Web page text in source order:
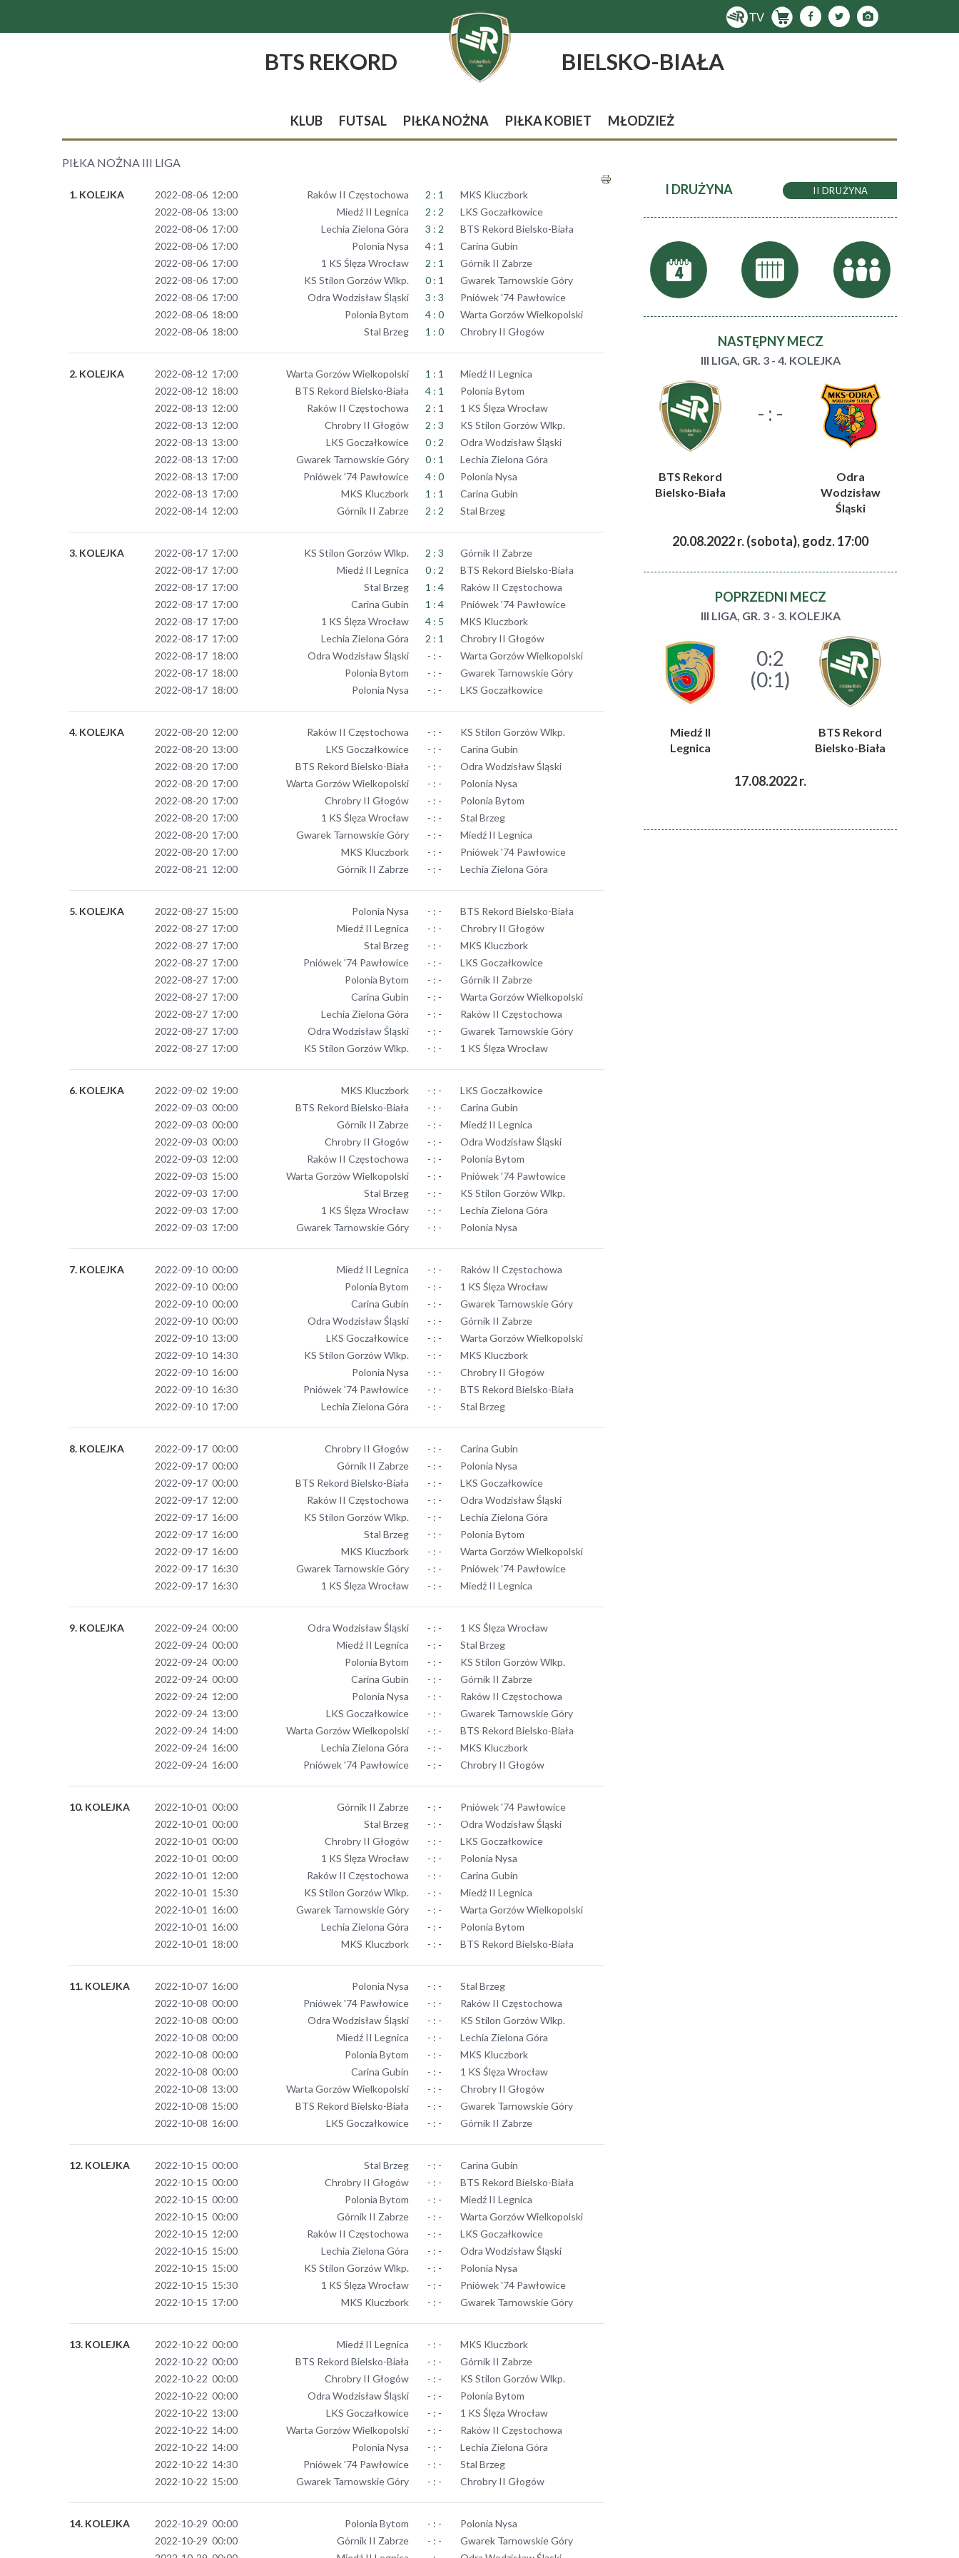
BTS REKORD BIELSKO-BIAŁA
KLUB FUTSAL PIŁKA NOŻNA PIŁKA KOBIET MŁODZIEŻ
PIŁKA NOŻNA III LIGA
1. KOLEJKA 2022-08-06 12:00 Raków II Częstochowa 2 : 1
MKS Kluczbork
2022-08-06 13:00
Miedź II Legnica 2 : 2
LKS Goczałkowice
2022-08-06 17:00
Lechia Zielona Góra 3 : 2
BTS Rekord Bielsko-Biała
2022-08-06 17:00
Polonia Nysa 4 : 1
Carina Gubin
2022-08-06 17:00
1 KS Ślęza Wrocław 2 : 1
Górnik II Zabrze
2022-08-06 17:00
KS Stilon Gorzów Wlkp. 0 : 1
Gwarek Tarnowskie Góry
2022-08-06 17:00
Odra Wodzisław Śląski 3 : 3
Pniówek '74 Pawłowice
2022-08-06 18:00
Polonia Bytom 4 : 0
Warta Gorzów Wielkopolski
2022-08-06 18:00
Stal Brzeg 1 : 0 Chrobry II Głogów
2. KOLEJKA 2022-08-12 17:00 Warta Gorzów Wielkopolski 1 : 1
Miedź II Legnica
2022-08-12 18:00
BTS Rekord Bielsko-Biała 4 : 1
Polonia Bytom
2022-08-13 12:00
Raków II Częstochowa 2 : 1
1 KS Ślęza Wrocław
2022-08-13 12:00
Chrobry II Głogów 2 : 3
KS Stilon Gorzów Wlkp.
2022-08-13 13:00
LKS Goczałkowice 0 : 2
Odra Wodzisław Śląski
2022-08-13 17:00
Gwarek Tarnowskie Góry 0 : 1
Lechia Zielona Góra
2022-08-13 17:00
Pniówek '74 Pawłowice 4 : 0
Polonia Nysa
2022-08-13 17:00
MKS Kluczbork 1 : 1
Carina Gubin
2022-08-14 12:00
Górnik II Zabrze 2 : 2 Stal Brzeg
3. KOLEJKA 2022-08-17 17:00 KS Stilon Gorzów Wlkp. 2 : 3
Górnik II Zabrze
2022-08-17 17:00
Miedź II Legnica 0 : 2
BTS Rekord Bielsko-Biała
2022-08-17 17:00
Stal Brzeg 1 : 4
Raków II Częstochowa
2022-08-17 17:00
Carina Gubin 1 : 4
Pniówek '74 Pawłowice
2022-08-17 17:00
1 KS Ślęza Wrocław 4 : 5
MKS Kluczbork
2022-08-17 17:00
Lechia Zielona Góra 2 : 1
Chrobry II Głogów
2022-08-17 18:00
Odra Wodzisław Śląski - : -
Warta Gorzów Wielkopolski
2022-08-17 18:00
Polonia Bytom - : -
Gwarek Tarnowskie Góry
2022-08-17 18:00
Polonia Nysa - : - LKS Goczałkowice
4. KOLEJKA 2022-08-20 12:00 Raków II Częstochowa - : -
KS Stilon Gorzów Wlkp.
2022-08-20 13:00
LKS Goczałkowice - : -
Carina Gubin
2022-08-20 17:00
BTS Rekord Bielsko-Biała - : -
Odra Wodzisław Śląski
2022-08-20 17:00
Warta Gorzów Wielkopolski - : -
Polonia Nysa
2022-08-20 17:00
Chrobry II Głogów - : -
Polonia Bytom
2022-08-20 17:00
1 KS Ślęza Wrocław - : -
Stal Brzeg
2022-08-20 17:00
Gwarek Tarnowskie Góry - : -
Miedź II Legnica
2022-08-20 17:00
MKS Kluczbork - : -
Pniówek '74 Pawłowice
2022-08-21 12:00
Górnik II Zabrze - : - Lechia Zielona Góra
5. KOLEJKA 2022-08-27 15:00 Polonia Nysa - : -
BTS Rekord Bielsko-Biała
2022-08-27 17:00
Miedź II Legnica - : -
Chrobry II Głogów
2022-08-27 17:00
Stal Brzeg - : -
MKS Kluczbork
2022-08-27 17:00
Pniówek '74 Pawłowice - : -
LKS Goczałkowice
2022-08-27 17:00
Polonia Bytom - : -
Górnik II Zabrze
2022-08-27 17:00
Carina Gubin - : -
Warta Gorzów Wielkopolski
2022-08-27 17:00
Lechia Zielona Góra - : -
Raków II Częstochowa
2022-08-27 17:00
Odra Wodzisław Śląski - : -
Gwarek Tarnowskie Góry
2022-08-27 17:00
KS Stilon Gorzów Wlkp. - : - 1 KS Ślęza Wrocław
6. KOLEJKA 2022-09-02 19:00 MKS Kluczbork - : -
LKS Goczałkowice
2022-09-03 00:00
BTS Rekord Bielsko-Biała - : -
Carina Gubin
2022-09-03 00:00
Górnik II Zabrze - : -
Miedź II Legnica
2022-09-03 00:00
Chrobry II Głogów - : -
Odra Wodzisław Śląski
2022-09-03 12:00
Raków II Częstochowa - : -
Polonia Bytom
2022-09-03 15:00
Warta Gorzów Wielkopolski - : -
Pniówek '74 Pawłowice
2022-09-03 17:00
Stal Brzeg - : -
KS Stilon Gorzów Wlkp.
2022-09-03 17:00
1 KS Ślęza Wrocław - : -
Lechia Zielona Góra
2022-09-03 17:00
Gwarek Tarnowskie Góry - : - Polonia Nysa
7. KOLEJKA 2022-09-10 00:00 Miedź II Legnica - : -
Raków II Częstochowa
2022-09-10 00:00
Polonia Bytom - : -
1 KS Ślęza Wrocław
2022-09-10 00:00
Carina Gubin - : -
Gwarek Tarnowskie Góry
2022-09-10 00:00
Odra Wodzisław Śląski - : -
Górnik II Zabrze
2022-09-10 13:00
LKS Goczałkowice - : -
Warta Gorzów Wielkopolski
2022-09-10 14:30
KS Stilon Gorzów Wlkp. - : -
MKS Kluczbork
2022-09-10 16:00
Polonia Nysa - : -
Chrobry II Głogów
2022-09-10 16:30
Pniówek '74 Pawłowice - : -
BTS Rekord Bielsko-Biała
2022-09-10 17:00
Lechia Zielona Góra - : - Stal Brzeg
8. KOLEJKA 2022-09-17 00:00 Chrobry II Głogów - : -
Carina Gubin
2022-09-17 00:00
Górnik II Zabrze - : -
Polonia Nysa
2022-09-17 00:00
BTS Rekord Bielsko-Biała - : -
LKS Goczałkowice
2022-09-17 12:00
Raków II Częstochowa - : -
Odra Wodzisław Śląski
2022-09-17 16:00
KS Stilon Gorzów Wlkp. - : -
Lechia Zielona Góra
2022-09-17 16:00
Stal Brzeg - : -
Polonia Bytom
2022-09-17 16:00
MKS Kluczbork - : -
Warta Gorzów Wielkopolski
2022-09-17 16:30
Gwarek Tarnowskie Góry - : -
Pniówek '74 Pawłowice
2022-09-17 16:30
1 KS Ślęza Wrocław - : - Miedź II Legnica
9. KOLEJKA 2022-09-24 00:00 Odra Wodzisław Śląski - : -
1 KS Ślęza Wrocław
2022-09-24 00:00
Miedź II Legnica - : -
Stal Brzeg
2022-09-24 00:00
Polonia Bytom - : -
KS Stilon Gorzów Wlkp.
2022-09-24 00:00
Carina Gubin - : -
Górnik II Zabrze
2022-09-24 12:00
Polonia Nysa - : -
Raków II Częstochowa
2022-09-24 13:00
LKS Goczałkowice - : -
Gwarek Tarnowskie Góry
2022-09-24 14:00
Warta Gorzów Wielkopolski - : -
BTS Rekord Bielsko-Biała
2022-09-24 16:00
Lechia Zielona Góra - : -
MKS Kluczbork
2022-09-24 16:00
Pniówek '74 Pawłowice - : - Chrobry II Głogów
10. KOLEJKA 2022-10-01 00:00 Górnik II Zabrze - : -
Pniówek '74 Pawłowice
2022-10-01 00:00
Stal Brzeg - : -
Odra Wodzisław Śląski
2022-10-01 00:00
Chrobry II Głogów - : -
LKS Goczałkowice
2022-10-01 00:00
1 KS Ślęza Wrocław - : -
Polonia Nysa
2022-10-01 12:00
Raków II Częstochowa - : -
Carina Gubin
2022-10-01 15:30
KS Stilon Gorzów Wlkp. - : -
Miedź II Legnica
2022-10-01 16:00
Gwarek Tarnowskie Góry - : -
Warta Gorzów Wielkopolski
2022-10-01 16:00
Lechia Zielona Góra - : -
Polonia Bytom
2022-10-01 18:00
MKS Kluczbork - : - BTS Rekord Bielsko-Biała
11. KOLEJKA 2022-10-07 16:00 Polonia Nysa - : -
Stal Brzeg
2022-10-08 00:00
Pniówek '74 Pawłowice - : -
Raków II Częstochowa
2022-10-08 00:00
Odra Wodzisław Śląski - : -
KS Stilon Gorzów Wlkp.
2022-10-08 00:00
Miedź II Legnica - : -
Lechia Zielona Góra
2022-10-08 00:00
Polonia Bytom - : -
MKS Kluczbork
2022-10-08 00:00
Carina Gubin - : -
1 KS Ślęza Wrocław
2022-10-08 13:00
Warta Gorzów Wielkopolski - : -
Chrobry II Głogów
2022-10-08 15:00
BTS Rekord Bielsko-Biała - : -
Gwarek Tarnowskie Góry
2022-10-08 16:00
LKS Goczałkowice - : - Górnik II Zabrze
12. KOLEJKA 2022-10-15 00:00 Stal Brzeg - : -
Carina Gubin
2022-10-15 00:00
Chrobry II Głogów - : -
BTS Rekord Bielsko-Biała
2022-10-15 00:00
Polonia Bytom - : -
Miedź II Legnica
2022-10-15 00:00
Górnik II Zabrze - : -
Warta Gorzów Wielkopolski
2022-10-15 12:00
Raków II Częstochowa - : -
LKS Goczałkowice
2022-10-15 15:00
Lechia Zielona Góra - : -
Odra Wodzisław Śląski
2022-10-15 15:00
KS Stilon Gorzów Wlkp. - : -
Polonia Nysa
2022-10-15 15:30
1 KS Ślęza Wrocław - : -
Pniówek '74 Pawłowice
2022-10-15 17:00
MKS Kluczbork - : - Gwarek Tarnowskie Góry
13. KOLEJKA 2022-10-22 00:00 Miedź II Legnica - : -
MKS Kluczbork
2022-10-22 00:00
BTS Rekord Bielsko-Biała - : -
Górnik II Zabrze
2022-10-22 00:00
Chrobry II Głogów - : -
KS Stilon Gorzów Wlkp.
2022-10-22 00:00
Odra Wodzisław Śląski - : -
Polonia Bytom
2022-10-22 13:00
LKS Goczałkowice - : -
1 KS Ślęza Wrocław
2022-10-22 14:00
Warta Gorzów Wielkopolski - : -
Raków II Częstochowa
2022-10-22 14:00
Polonia Nysa - : -
Lechia Zielona Góra
2022-10-22 14:30
Pniówek '74 Pawłowice - : -
Stal Brzeg
2022-10-22 15:00
Gwarek Tarnowskie Góry - : - Chrobry II Głogów
14. KOLEJKA 2022-10-29 00:00 Polonia Bytom - : -
Polonia Nysa
2022-10-29 00:00
Górnik II Zabrze - : -
Gwarek Tarnowskie Góry
I DRUŻYNA II DRUŻYNA
NASTĘPNY MECZ
III LIGA, GR. 3 - 4. KOLEJKA
- : -
BTS Rekord
Bielsko-Biała
Odra
Wodzisław
Śląski
20.08.2022 r. (sobota), godz. 17:00
POPRZEDNI MECZ
III LIGA, GR. 3 - 3. KOLEJKA
0:2
(0:1)
Miedź II
Legnica
BTS Rekord
Bielsko-Biała
17.08.2022 r.